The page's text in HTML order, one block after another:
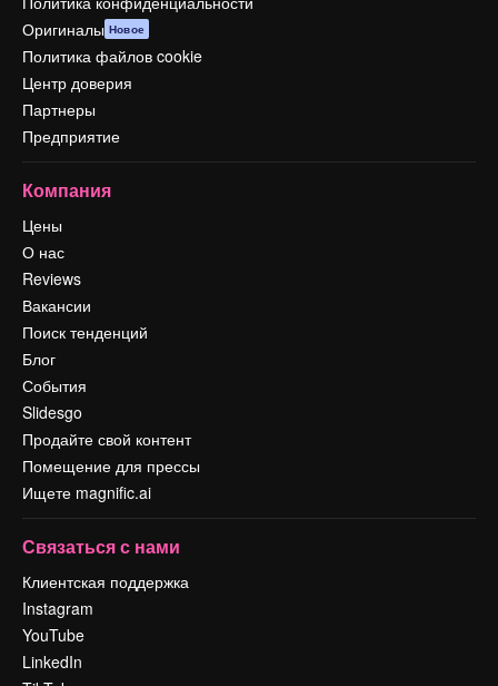
Оригиналы Новое
Политика файлов cookie
Центр доверия
Партнеры
Предприятие
Компания
Цены
О нас
Reviews
Вакансии
Поиск тенденций
Блог
События
Slidesgo
Продайте свой контент
Помещение для прессы
Ищете magnific.ai
Связаться с нами
Клиентская поддержка
Instagram
YouTube
LinkedIn